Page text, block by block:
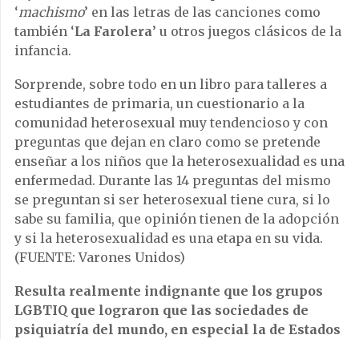
‘machismo’ en las letras de las canciones como
también ‘La Farolera’ u otros juegos clásicos de la
infancia.
Sorprende, sobre todo en un libro para talleres a
estudiantes de primaria, un cuestionario a la
comunidad heterosexual muy tendencioso y con
preguntas que dejan en claro como se pretende
enseñar a los niños que la heterosexualidad es una
enfermedad. Durante las 14 preguntas del mismo
se preguntan si ser heterosexual tiene cura, si lo
sabe su familia, que opinión tienen de la adopción
y si la heterosexualidad es una etapa en su vida.
(FUENTE: Varones Unidos)
Resulta realmente indignante que los grupos
LGBTIQ que lograron que las sociedades de
psiquiatría del mundo, en especial la de Estados